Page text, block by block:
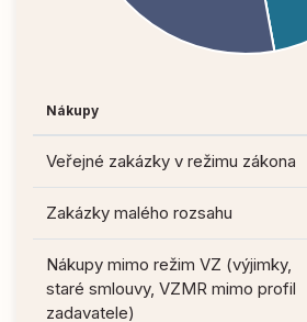
Nákupy
Veřejné zakázky v režimu zákona
Zakázky malého rozsahu
Nákupy mimo režim VZ (výjimky,
staré smlouvy, VZMR mimo profil
zadavatele)